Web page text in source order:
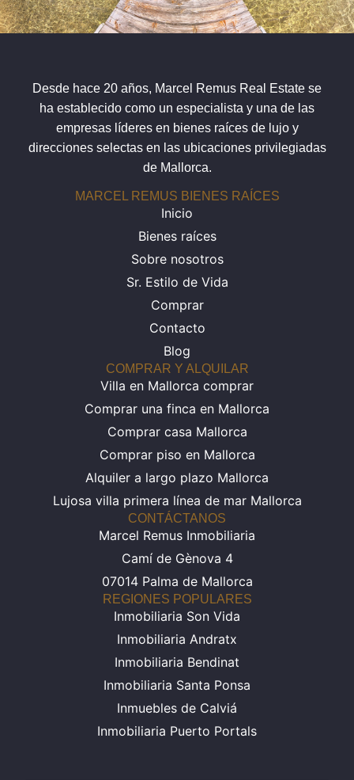
Desde hace 20 años, Marcel Remus Real Estate se
ha establecido como un especialista y una de las
empresas líderes en bienes raíces de lujo y
direcciones selectas en las ubicaciones privilegiadas
de Mallorca.
MARCEL REMUS BIENES RAÍCES
Inicio
Bienes raíces
Sobre nosotros
Sr. Estilo de Vida
Comprar
Contacto
Blog
COMPRAR Y ALQUILAR
Villa en Mallorca comprar
Comprar una finca en Mallorca
Comprar casa Mallorca
Comprar piso en Mallorca
Alquiler a largo plazo Mallorca
Lujosa villa primera línea de mar Mallorca
CONTÁCTANOS
Marcel Remus Inmobiliaria
Camí de Gènova 4
07014 Palma de Mallorca
REGIONES POPULARES
Inmobiliaria Son Vida
Inmobiliaria Andratx
Inmobiliaria Bendinat
Inmobiliaria Santa Ponsa
Inmuebles de Calviá
Inmobiliaria Puerto Portals